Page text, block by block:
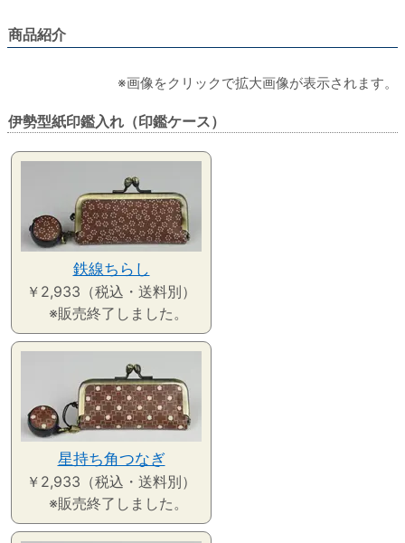
商品紹介
※画像をクリックで拡大画像が表示されます。
伊勢型紙印鑑入れ（印鑑ケース）
鉄線ちらし
￥2,933（税込・送料別）
※販売終了しました。
星持ち角つなぎ
￥2,933（税込・送料別）
※販売終了しました。